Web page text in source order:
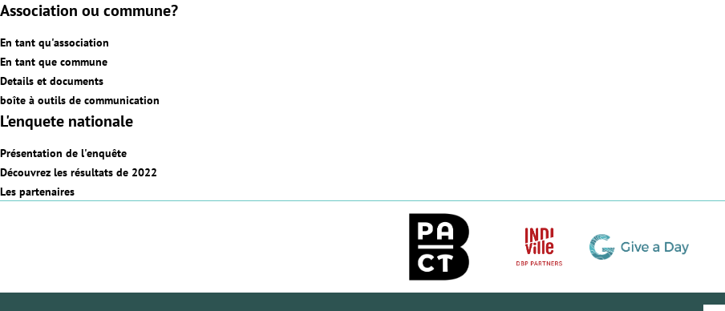
Association ou commune?
En tant qu'association
En tant que commune
Details et documents
boîte à outils de communication
L'enquete nationale
Présentation de l'enquête
Découvrez les résultats de 2022
Les partenaires